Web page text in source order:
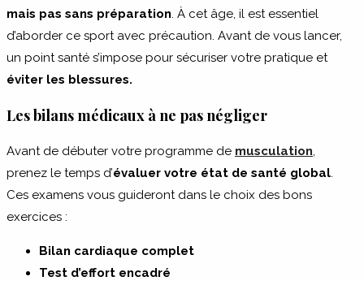
mais pas sans préparation. À cet âge, il est essentiel
d’aborder ce sport avec précaution. Avant de vous lancer,
un point santé s’impose pour sécuriser votre pratique et
éviter les blessures.
Les bilans médicaux à ne pas négliger
Avant de débuter votre programme de musculation,
prenez le temps d’évaluer votre état de santé global.
Ces examens vous guideront dans le choix des bons
exercices :
Bilan cardiaque complet
Test d’effort encadré